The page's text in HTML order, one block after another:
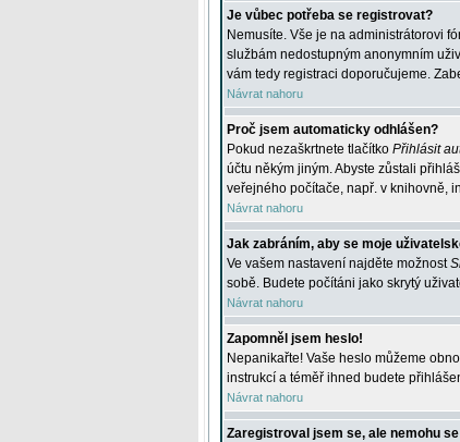
Je vůbec potřeba se registrovat?
Nemusíte. Vše je na administrátorovi
službám nedostupným anonymním
vám tedy registraci doporučujeme.
Návrat nahoru
Proč jsem automaticky odhlášen?
Pokud nezaškrtnete tlačítko Přihlásit
účtu někým jiným. Abyste zůstali
veřejného počítače, např. v knihovně,
Návrat nahoru
Jak zabráním, aby se moje
Ve vašem nastavení najděte možnost
sobě. Budete počítáni jako skrytý
Návrat nahoru
Zapomněl jsem heslo!
Nepanikařte! Vaše heslo můžeme
instrukcí a téměř ihned budete
Návrat nahoru
Zaregistroval jsem se, ale nemohu